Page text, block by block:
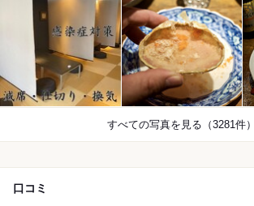
すべての写真を見る（3281件）
口コミ